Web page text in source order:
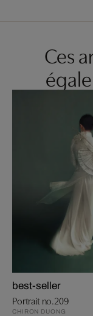
Ces
best-seller
Portrait no.209
CHIRON DUONG